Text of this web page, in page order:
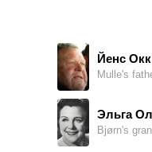
цену...
Йенс
Mulle's
Эльга